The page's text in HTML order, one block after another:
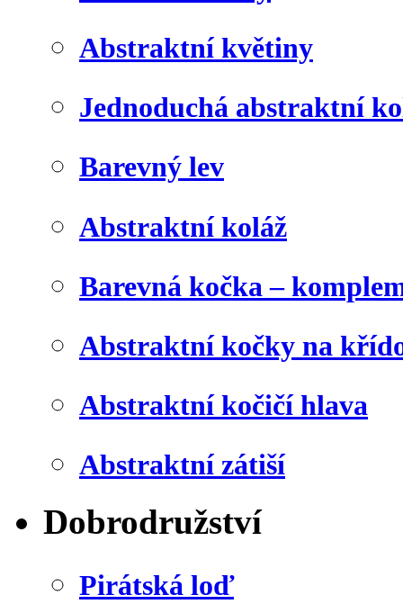
Abstraktní květiny
Jednoduchá abstraktní
Barevný lev
Abstraktní koláž
Barevná kočka –
Abstraktní kočky na
Abstraktní kočičí hlava
Abstraktní zátiší
Dobrodružství
Pirátská loď